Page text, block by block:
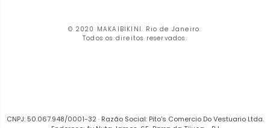
© 2020 MAKAIBIKINI. Rio de Janeiro.
Todos os direitos reservados.
CNPJ: 50.067.948/0001-32 · Razão Social: Pito's Comercio Do Vestuario Ltda.